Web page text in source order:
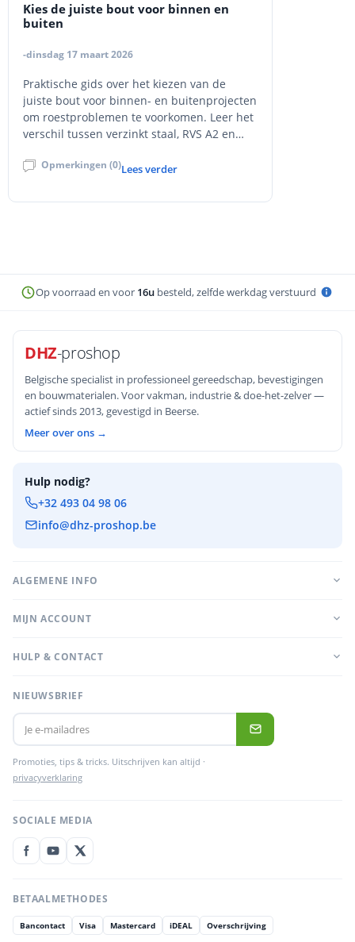
Kies de juiste bout voor binnen en
buiten
-dinsdag 17 maart 2026
Praktische gids over het kiezen van de
juiste bout voor binnen- en buitenprojecten
om roestproblemen te voorkomen. Leer het
verschil tussen verzinkt staal, RVS A2 en
selecteert op basis van omgeving, materiaal
Opmerkingen (0)Lees verder
Op voorraad en voor 16ubesteld, zelfde werkdag verstuurd
DHZ-proshop
Belgische specialist in professioneel gereedschap, bevestigingen
en bouwmaterialen. Voor vakman, industrie & doe-het-zelver —
actief sinds 2013, gevestigd in Beerse.
Meer over ons →
Hulp nodig?
+32 493 04 98 06
info@dhz-proshop.be
ALGEMENE INFO
MIJN ACCOUNT
HULP & CONTACT
NIEUWSBRIEF
Promoties, tips & tricks. Uitschrijven kan altijd ·
privacyverklaring
SOCIALE MEDIA
BETAALMETHODES
Bancontact Visa Mastercard iDEAL Overschrijving